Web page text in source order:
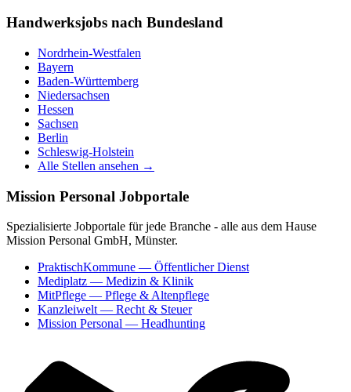
Handwerksjobs nach Bundesland
Nordrhein-Westfalen
Bayern
Baden-Württemberg
Niedersachsen
Hessen
Sachsen
Berlin
Schleswig-Holstein
Alle Stellen ansehen →
Mission Personal Jobportale
Spezialisierte Jobportale für jede Branche - alle aus dem Hause
Mission Personal GmbH, Münster.
PraktischKommune — Öffentlicher Dienst
Mediplatz — Medizin & Klinik
MitPflege — Pflege & Altenpflege
Kanzleiwelt — Recht & Steuer
Mission Personal — Headhunting